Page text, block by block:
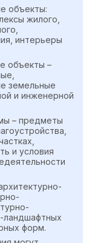
объекты:
жилого,
интерьеры
объекты –
земельные
и инженерной
– предметы
и условия
ландшафтных
форм.